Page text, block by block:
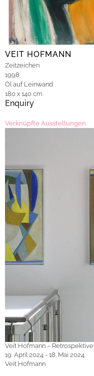
VEIT HOFMANN
Zeitzeichen
1998
Öl auf Leinwand
180 x 140 cm
Enquiry
Verknüpfte Ausstellungen
Veit Hofmann – Retrospektive
19. April 2024 - 18. Mai 2024
Veit Hofmann